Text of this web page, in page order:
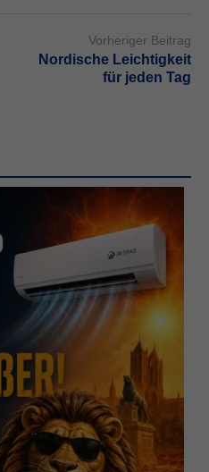
Vorheriger Beitrag
Nordische Leichtigkeit
für jeden Tag